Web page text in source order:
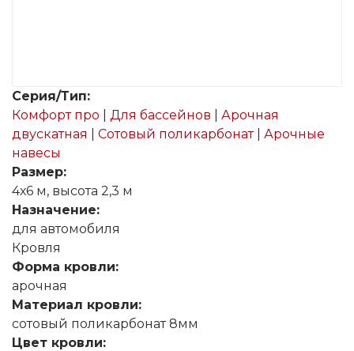
Серия/Тип:
Комфорт про
Для бассейнов
Арочная
двускатная
Сотовый поликарбонат
Арочные
навесы
Размер:
4х6 м, высота 2,3 м
Назначение:
для автомобиля
Кровля
Форма кровли:
арочная
Материал кровли:
сотовый поликарбонат 8мм
Цвет кровли: